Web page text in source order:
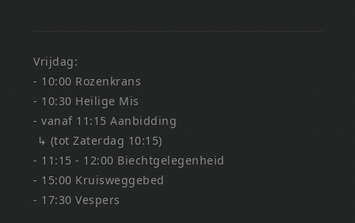
Vrijdag:
- 10:00 Rozenkrans
- 10:30 Heilige Mis
- vanaf 11:15 Aanbidding
↳ (tot Zaterdag 10:15)
- 11:15 - 12:00 Biechtgelegenheid
- 15:00 Kruisweggebed
- 17:30 Vespers